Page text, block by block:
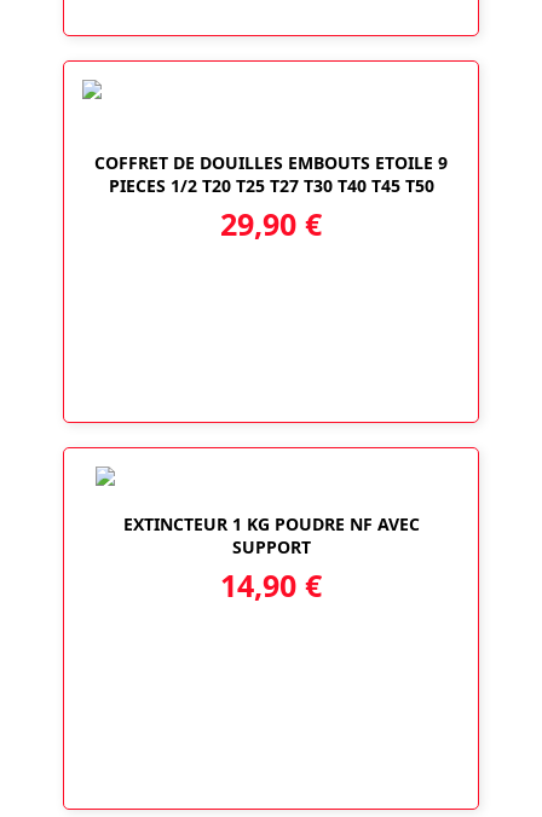
COFFRET DE DOUILLES EMBOUTS ETOILE 9
PIECES 1/2 T20 T25 T27 T30 T40 T45 T50
29,90 €
EXTINCTEUR 1 KG POUDRE NF AVEC
SUPPORT
14,90 €